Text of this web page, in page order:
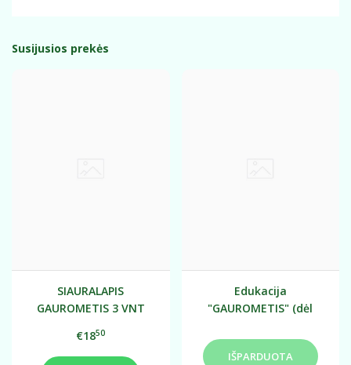
Susijusios prekės
SIAURALAPIS
GAUROMETIS 3 VNT
€1850
Edukacija
"GAUROMETIS" (dėl
individualiai)